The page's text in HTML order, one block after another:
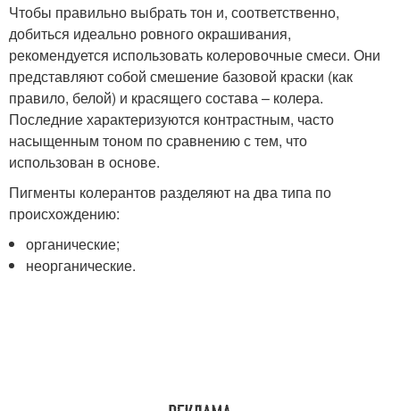
Чтобы правильно выбрать тон и, соответственно,
добиться идеально ровного окрашивания,
рекомендуется использовать колеровочные смеси. Они
представляют собой смешение базовой краски (как
правило, белой) и красящего состава – колера.
Последние характеризуются контрастным, часто
насыщенным тоном по сравнению с тем, что
использован в основе.
Пигменты колерантов разделяют на два типа по
происхождению:
органические;
неорганические.